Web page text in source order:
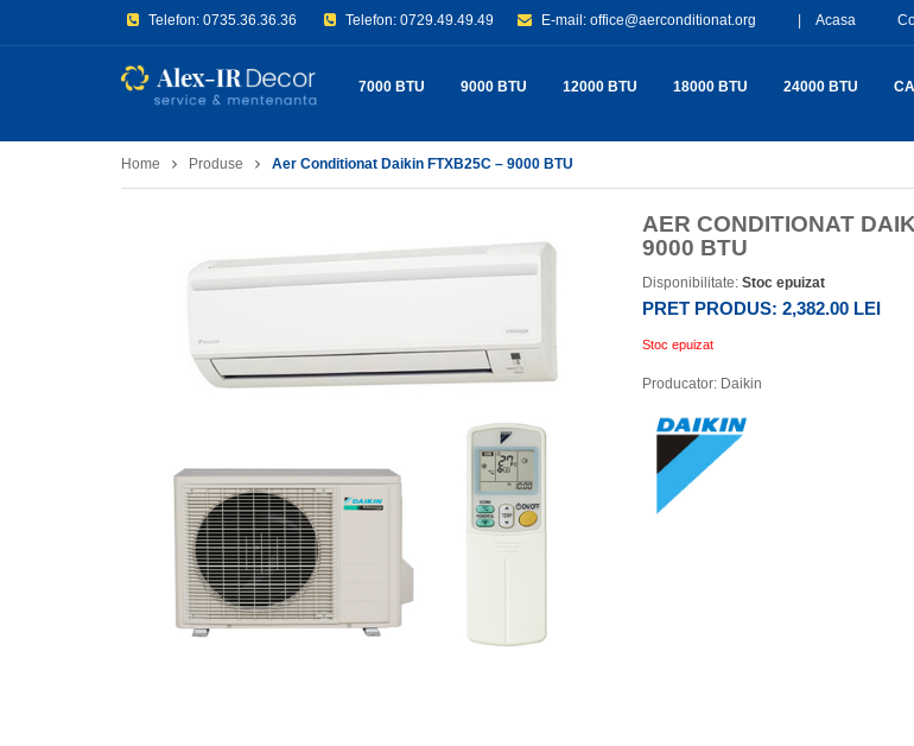
Telefon: 0735.36.36.36 Telefon: 0729.49.49.49 E-mail: office@aerconditionat.org Acasa
7000 BTU 9000 BTU 12000 BTU 18000 BTU 24000 BTU
Home Produse Aer Conditionat Daikin FTXB25C – 9000 BTU
AER CONDITIONAT
9000 BTU
Disponibilitate: Stoc epuizat
PRET PRODUS: 2,382.00 LEI
Stoc epuizat
Producator: Daikin